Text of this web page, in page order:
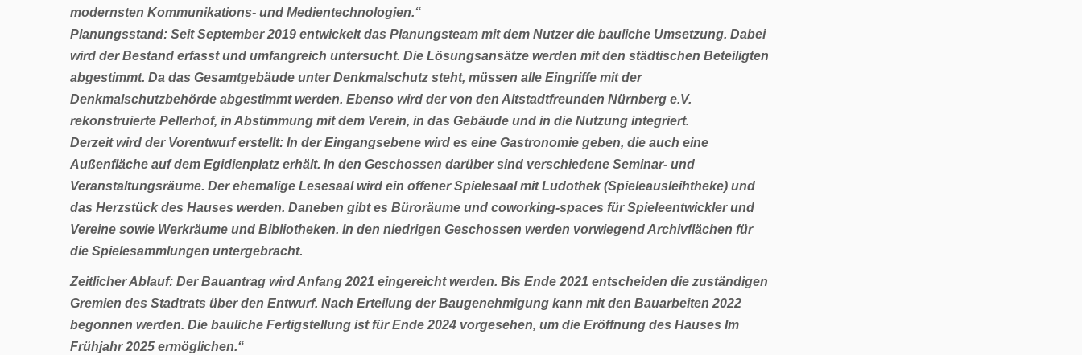
modernsten Kommunikations- und Medientechnologien.“
Planungsstand: Seit September 2019 entwickelt das Planungsteam mit dem Nutzer die bauliche Umsetzung. Dabei
wird der Bestand erfasst und umfangreich untersucht. Die Lösungsansätze werden mit den städtischen Beteiligten
abgestimmt. Da das Gesamtgebäude unter Denkmalschutz steht, müssen alle Eingriffe mit der
Denkmalschutzbehörde abgestimmt werden. Ebenso wird der von den Altstadtfreunden Nürnberg e.V.
rekonstruierte Pellerhof, in Abstimmung mit dem Verein, in das Gebäude und in die Nutzung integriert.
Derzeit wird der Vorentwurf erstellt: In der Eingangsebene wird es eine Gastronomie geben, die auch eine
Außenfläche auf dem Egidienplatz erhält. In den Geschossen darüber sind verschiedene Seminar- und
Veranstaltungsräume. Der ehemalige Lesesaal wird ein offener Spielesaal mit Ludothek (Spieleausleihtheke) und
das Herzstück des Hauses werden. Daneben gibt es Büroräume und coworking-spaces für Spieleentwickler und
Vereine sowie Werkräume und Bibliotheken. In den niedrigen Geschossen werden vorwiegend Archivflächen für
die Spielesammlungen untergebracht.
Zeitlicher Ablauf: Der Bauantrag wird Anfang 2021 eingereicht werden. Bis Ende 2021 entscheiden die zuständigen
Gremien des Stadtrats über den Entwurf. Nach Erteilung der Baugenehmigung kann mit den Bauarbeiten 2022
begonnen werden. Die bauliche Fertigstellung ist für Ende 2024 vorgesehen, um die Eröffnung des Hauses Im
Frühjahr 2025 ermöglichen.“